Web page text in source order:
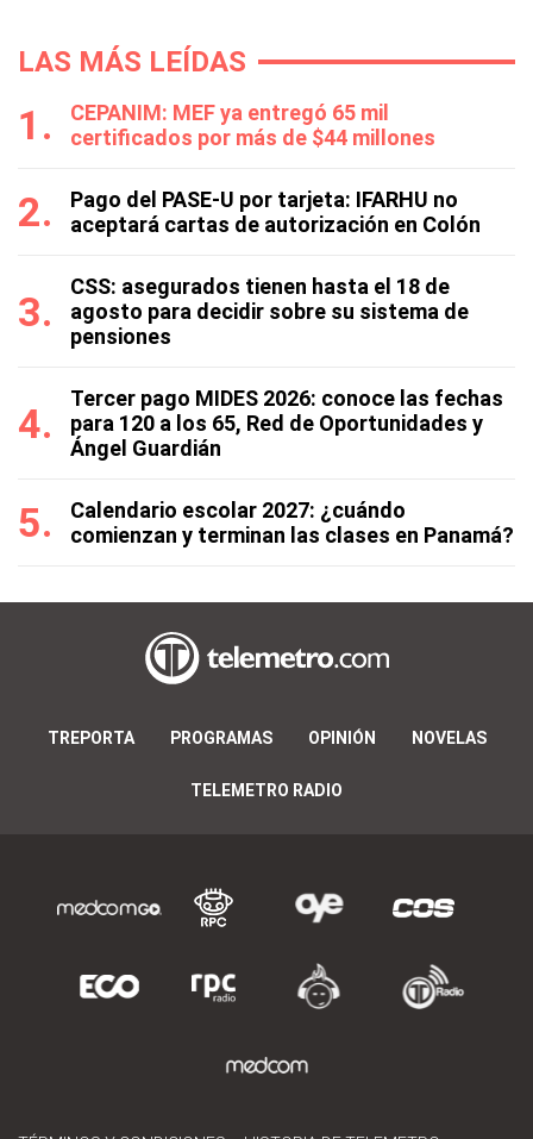
LAS MÁS LEÍDAS
CEPANIM: MEF ya entregó 65 mil
certificados por más de $44 millones
Pago del PASE-U por tarjeta: IFARHU no
aceptará cartas de autorización en Colón
CSS: asegurados tienen hasta el 18 de
agosto para decidir sobre su sistema de
pensiones
Tercer pago MIDES 2026: conoce las fechas
para 120 a los 65, Red de Oportunidades y
Ángel Guardián
Calendario escolar 2027: ¿cuándo
comienzan y terminan las clases en Panamá?
TREPORTA PROGRAMAS OPINIÓN NOVELAS
TELEMETRO RADIO